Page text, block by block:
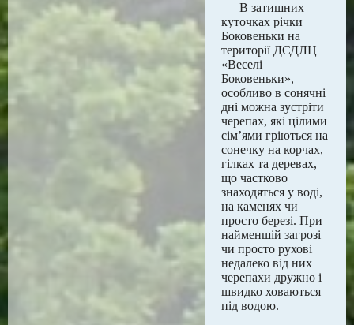
В затишних
куточках річки
Боковеньки на
території ДСДЛЦ
«Веселі
Боковеньки»,
особливо в сонячні
дні можна зустріти
черепах, які цілими
сім’ями гріються на
сонечку на корчах,
гілках та деревах,
що частково
знаходяться у воді,
на каменях чи
просто березі. При
найменшій загрозі
чи просто рухові
недалеко від них
черепахи дружно і
швидко ховаються
під водою.